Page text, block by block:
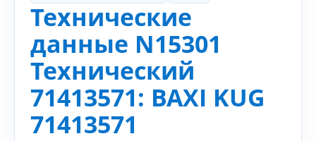
Технические
данные N15301
Технический
71413571: BAXI KUG
71413571